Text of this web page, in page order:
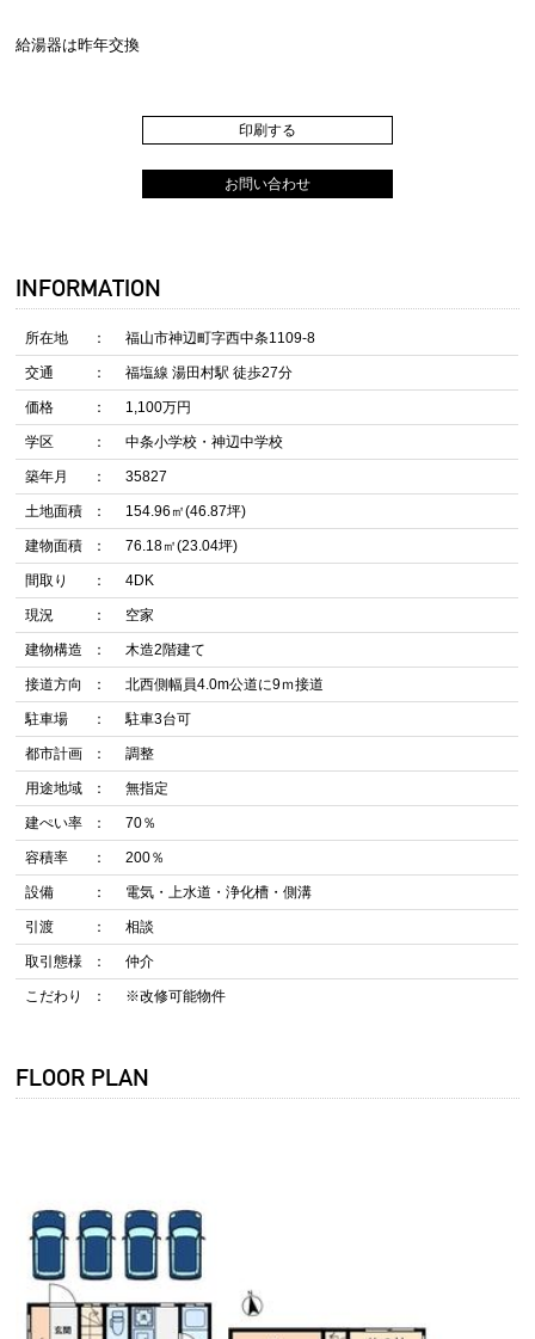
給湯器は昨年交換
印刷する
お問い合わせ
INFORMATION
所在地 福山市神辺町字西中条1109-8
交通 福塩線 湯田村駅 徒歩27分
価格 1,100万円
学区 中条小学校・神辺中学校
築年月 35827
土地面積 154.96㎡(46.87坪)
建物面積 76.18㎡(23.04坪)
間取り 4DK
現況 空家
建物構造 木造2階建て
接道方向 北西側幅員4.0m公道に9ｍ接道
駐車場 駐車3台可
都市計画 調整
用途地域 無指定
建ぺい率 70％
容積率 200％
設備 電気・上水道・浄化槽・側溝
引渡 相談
取引態様 仲介
こだわり ※改修可能物件
FLOOR PLAN